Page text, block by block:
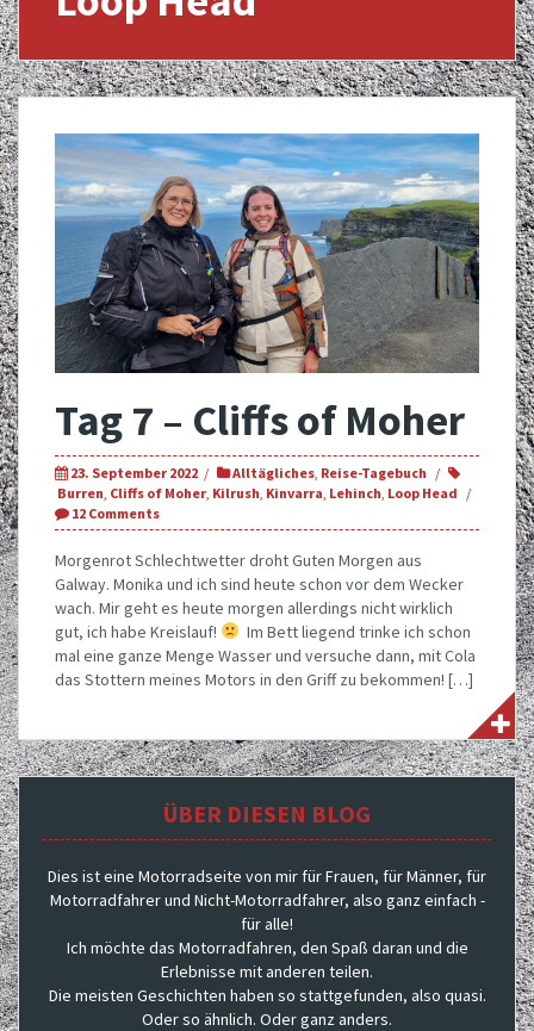
Tag 7 – Cliffs of Moher
23. September 2022 Alltägliches Reise-Tagebuch
Burren Cliffs of Moher Kilrush Kinvarra Lehinch Loop Head
12 Comments
Morgenrot Schlechtwetter droht Guten Morgen aus
Galway. Monika und ich sind heute schon vor dem Wecker
wach. Mir geht es heute morgen allerdings nicht wirklich
gut, ich habe Kreislauf!
Im Bett liegend trinke ich schon
mal eine ganze Menge Wasser und versuche dann, mit Cola
das Stottern meines Motors in den Griff zu bekommen! […]
ÜBER DIESEN BLOG
Dies ist eine Motorradseite von mir für Frauen, für Männer, für
Motorradfahrer und Nicht-Motorradfahrer, also ganz einfach -
für alle!
Ich möchte das Motorradfahren, den Spaß daran und die
Erlebnisse mit anderen teilen.
Die meisten Geschichten haben so stattgefunden, also quasi.
Oder so ähnlich. Oder ganz anders.